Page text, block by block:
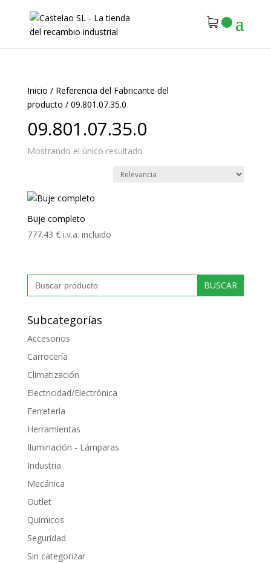
Inicio / Referencia del Fabricante del
producto / 09.801.07.35.0
09.801.07.35.0
Mostrando el único resultado
Buje completo
777.43 € i.v.a. incluido
Buscar:
Subcategorías
Accesorios
Carrocería
Climatización
Electricidad/Electrónica
Ferretería
Herramientas
Iluminación - Lámparas
Industria
Mecánica
Outlet
Químicos
Seguridad
Sin categorizar